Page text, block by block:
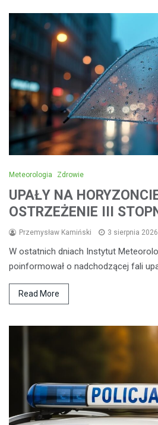
Meteorologia Zdrowie
UPAŁY NA
OSTRZEŻENIE III
Przemysław Kamiński 3 sierpnia 2026
W ostatnich dniach Instytut
poinformował o nadchodzącej fali
Read More